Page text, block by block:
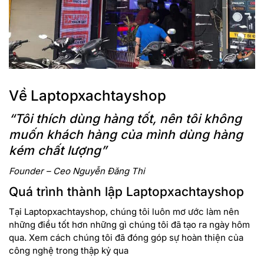
III. Hiệu năng
Với vi xử lý Intel Core i7 13700HX mới nhất và card đồ họa
NVIDIA GeForce RTX 30 series, Acer Predator Helios NEO i7
các ứng dụng đồ họa. Khả năng xử lý đa nhiệm mạnh mẽ, mở
các ứng dụng nặng mượt mà và không gặp trở ngại.
Màn hình IPS Full HD 15.6 inch với tốc độ làm mới cao và tỉ
Về Laptopxachtayshop
“Tôi thích dùng hàng tốt, nên tôi không
muốn khách hàng của mình dùng hàng
kém chất lượng”
Founder – Ceo Nguyễn Đăng Thi
Quá trình thành lập Laptopxachtayshop
Tại Laptopxachtayshop, chúng tôi luôn mơ ước làm nên
những điều tốt hơn những gì chúng tôi đã tạo ra ngày hôm
qua. Xem cách chúng tôi đã đóng góp sự hoàn thiện của
công nghệ trong thập kỷ qua